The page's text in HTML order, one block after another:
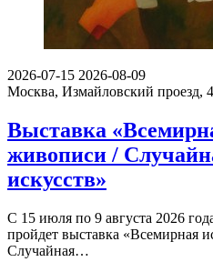
2026-07-15 2026-08-09
Москва, Измайловский проезд, 4
Выставка
живописи /
искусств»
С 15 июля по 9 августа 2026
пройдет выставка «Всемирная
Случайная…